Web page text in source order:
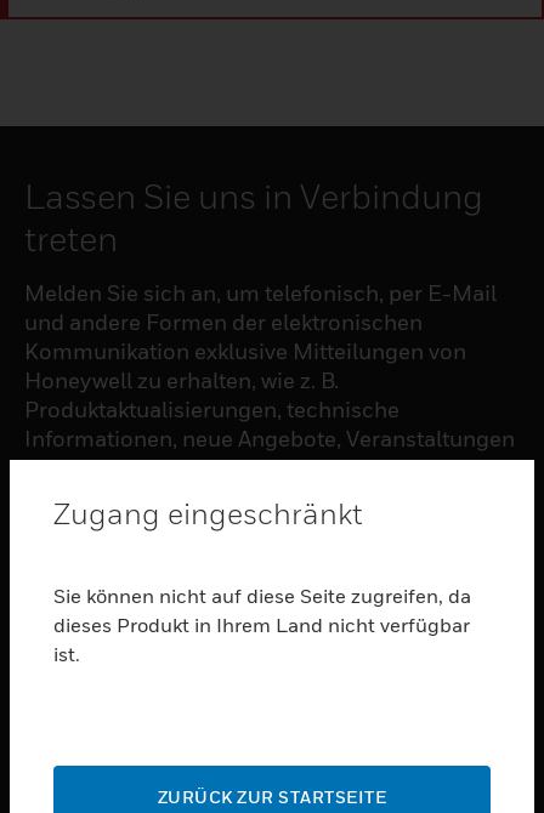
Lassen Sie uns in Verbindung
treten
Melden Sie sich an, um telefonisch, per E-Mail
und andere Formen der elektronischen
Kommunikation exklusive Mitteilungen von
Honeywell zu erhalten, wie z. B.
Produktaktualisierungen, technische
Informationen, neue Angebote, Veranstaltungen
und Neuigkeiten, Umfragen, Sonderangebote
PRODUKTE
toggle view
Zugang eingeschränkt
Sie können nicht auf diese Seite zugreifen, da
dieses Produkt in Ihrem Land nicht verfügbar
ist.
ZURÜCK ZUR STARTSEITE